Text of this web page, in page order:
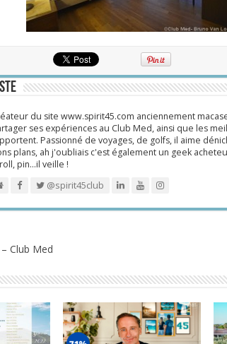
du site www.spirit45.com anciennement
ses expériences au Club Med, ainsi que les
Passionné de voyages, de golfs, il aime
plans, ah j'oubliais c'est également un geek
pin…il veille !
@spirit45club
Club Med